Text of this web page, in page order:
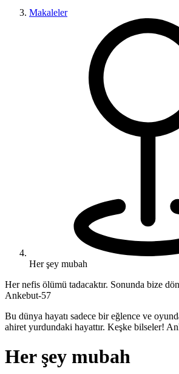
Makaleler
Her şey mubah
Her nefis ölümü tadacaktır. Sonunda bize
Ankebut-57
Bu dünya hayatı sadece bir eğlence ve
ahiret yurdundaki hayattır. Keşke bilseler!
Her şey mubah